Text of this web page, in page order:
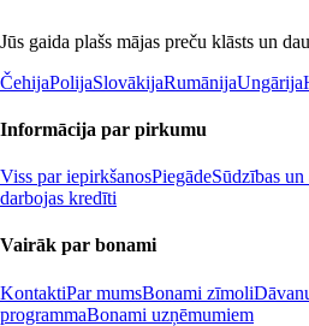
Jūs gaida plašs mājas preču klāsts un
ČehijaPolijaSlovākijaRumānijaUngārija
Informācija par pirkumu
Viss par iepirkšanosPiegādeSūdzības un
darbojas kredīti
Vairāk par bonami
KontaktiPar mumsBonami zīmoli
programmaBonami uzņēmumiem